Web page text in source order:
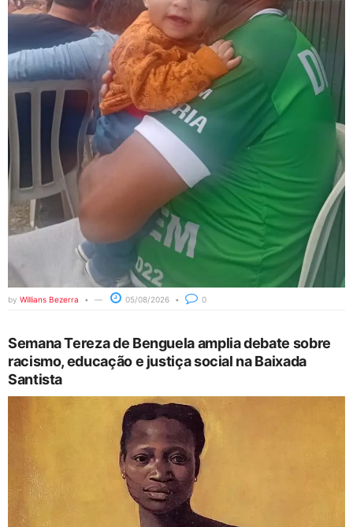
by Willians Bezerra 05/08/2026 0
Semana Tereza de Benguela amplia debate sobre
racismo, educação e justiça social na Baixada
Santista